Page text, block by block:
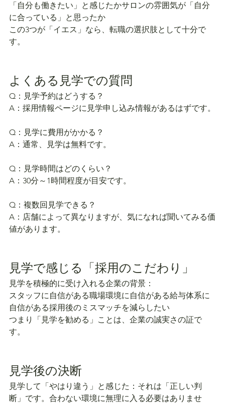
「自分も働きたい」と感じたかサロンの雰囲気が「自分
に合っている」と思ったか
この3つが「イエス」なら、転職の選択肢として十分で
す。
よくある見学での質問
Q：見学予約はどうする？
A：採用情報ページに見学申し込み情報があるはずです。
Q：見学に費用がかかる？
A：通常、見学は無料です。
Q：見学時間はどのくらい？
A：30分～1時間程度が目安です。
Q：複数回見学できる？
A：店舗によって異なりますが、気になれば聞いてみる価
値があります。
見学で感じる「採用のこだわり」
見学を積極的に受け入れる企業の背景：
スタッフに自信がある職場環境に自信がある給与体系に
自信がある採用後のミスマッチを減らしたい
つまり「見学を勧める」ことは、企業の誠実さの証で
す。
見学後の決断
見学して「やはり違う」と感じた：それは「正しい判
断」です。合わない環境に無理に入る必要はありませ